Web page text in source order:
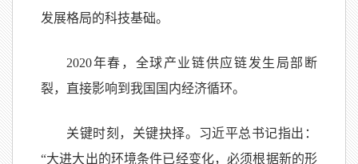
发展格局的科技基础。
2020年春，全球产业链供应链发生局部断
裂，直接影响到我国国内经济循环。
关键时刻，关键抉择。习近平总书记指出：
“大进大出的环境条件已经变化，必须根据新的形